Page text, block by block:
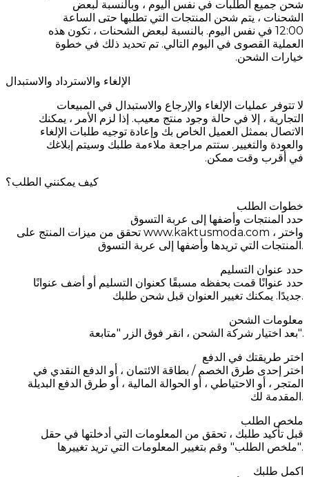
شحن جميع الطلبات في نفس اليوم ، وبالنسبة لبعض
الشحنات ، يتم شحن المنتجات التي تطلبها حتى الساعة
12:00 في نفس اليوم. بالنسبة لبعض الشحنات ، تكون هذه
العملية القصوى في اليوم التالي. تم تحديد ذلك في خطوة
خيارات الشحن.
الإلغاء والاسترداد والاستبدال
لا تتوفر عمليات الإلغاء والإرجاع والاستبدال في المبيعات
التجارية ، إلا في حالة وجود منتج معيب. إذا لزم الأمر ، يمكنك
الاتصال بممثل العميل الخاص بك وإعادة توجيه طلبات الإلغاء
والعودة والتغيير. ستتم مراجعة ملاءمة طلبك وسيتم إبلاغك
في أقرب وقت ممكن.
كيف يمكنني الطلب؟
خطوات الطلب
حدد المنتجات وأضفها إلى عربة التسوق
تحقق من ميزات المنتج على www.kaktusmoda.com ، واختر
المنتجات التي تريدها وأضفها إلى عربة التسوق.
حدد عنوان التسليم
حدد عنوانًا قمت بحفظه مسبقًا كعنوان التسليم أو أضف عنوانًا
جديدًا. يمكنك تغيير العنوان قبل شحن طلبك.
معلومات الشحن
بعد اختيار شركة الشحن ، انقر فوق الزر "متابعة".
اختر طريقتك في الدفع
اختر إحدى طرق الخصم / بطاقة الائتمان ، أو الدفع النقدي في
المتجر ، أو الاحتياطي ، أو الحوالة المالية ، أو طرق الدفع البديلة
المقدمة لك.
ملخص الطلب
قبل تأكيد طلبك ، تحقق من المعلومات التي أدخلتها في حقل
"ملخص الطلب" وقم بتغيير المعلومات التي تريد تغييرها.
اكمل طلبك